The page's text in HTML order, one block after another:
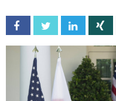
Facebook Twitter Linkedin